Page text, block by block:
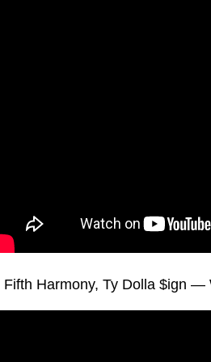
Fifth Harmony, Ty Dolla $ign —